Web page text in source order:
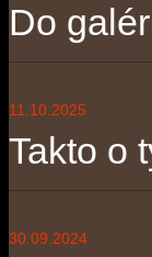
Do
11.10.2025
Takto o
30.09.2024